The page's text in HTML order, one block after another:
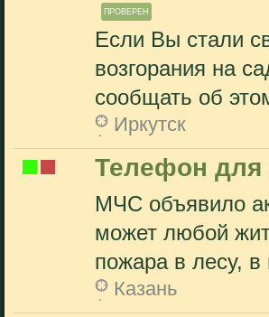
ПРОВЕРЕН
Если Вы стали
возгорания на
сообщать об
Иркутск
Телефон для
МЧС объявило
может любой
пожара в лесу, в
Казань